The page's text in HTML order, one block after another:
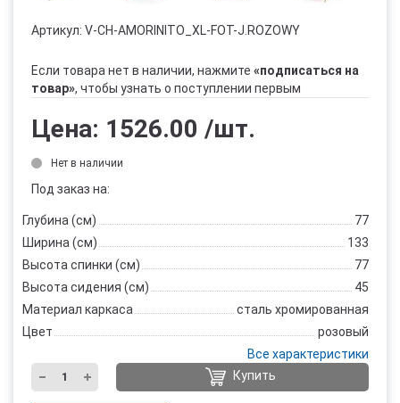
Артикул: V-CH-AMORINITO_XL-FOT-J.ROZOWY
Если товара нет в наличии, нажмите «подписаться на
товар», чтобы узнать о поступлении первым
Цена: 1526.00 /шт.
Нет в наличии
Под заказ на:
Глубина (см)
77
Ширина (см)
133
Высота спинки (см)
77
Высота сидения (см)
45
Материал каркаса
сталь хромированная
Цвет
розовый
Все характеристики
Купить